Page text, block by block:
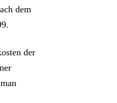
dem
der